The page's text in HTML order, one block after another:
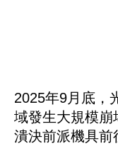
2025年9月底，
域發生大規模崩
潰決前派機具前